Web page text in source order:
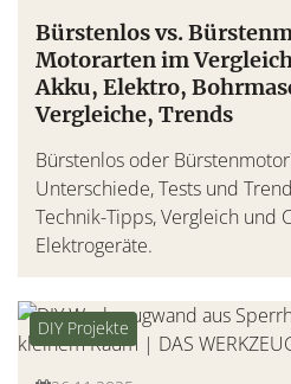
Bürstenlos vs.
Motorarten im
Akku, Elektro,
Vergleiche, Trends
Bürstenlos oder
Unterschiede, Tests und
Technik-Tipps, Vergleich und
Elektrogeräte.
DIY Projekte